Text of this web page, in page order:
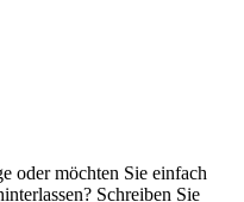
oder möchten Sie einfach
Schreiben Sie